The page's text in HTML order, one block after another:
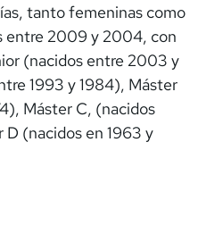
tanto femeninas como
entre 2009 y 2004, con
(nacidos entre 2003 y
1993 y 1984), Máster
Máster C, (nacidos
D (nacidos en 1963 y